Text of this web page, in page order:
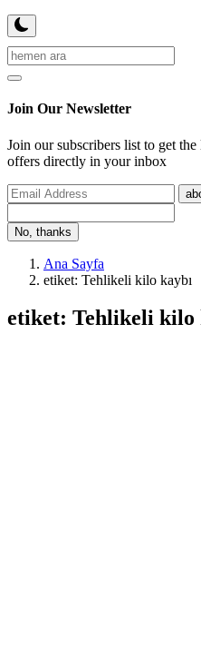
Join Our Newsletter
Join our subscribers list to get
offers directly in your inbox
No, thanks
Ana Sayfa
etiket: Tehlikeli kilo kaybı
etiket: Tehlikeli kilo